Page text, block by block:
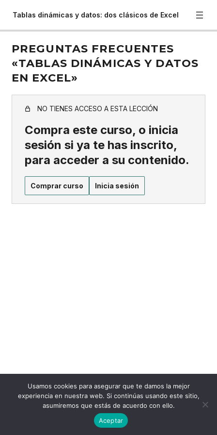
Tablas dinámicas y datos: dos clásicos de Excel
PREGUNTAS FRECUENTES
«TABLAS DINÁMICAS Y DATOS
EN EXCEL»
NO TIENES ACCESO A ESTA LECCIÓN
Compra este curso, o inicia
sesión si ya te has inscrito,
para acceder a su contenido.
Comprar curso Inicia sesión
Usamos cookies para asegurar que te damos la mejor
experiencia en nuestra web. Si continúas usando este sitio,
asumiremos que estás de acuerdo con ello.
Aceptar